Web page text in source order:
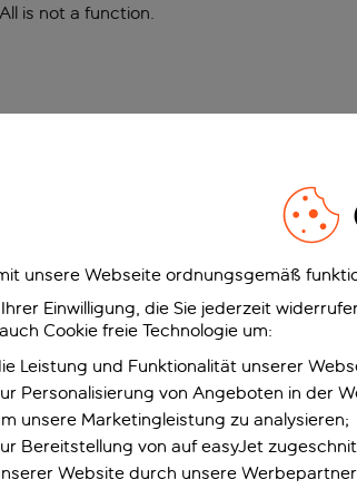
is not a function.
unsere Webseite ordnungsgemäß
Einwilligung, die Sie jederzeit
Cookie freie Technologie um:
Leistung und Funktionalität unserer
Personalisierung von Angeboten in der
unsere Marketingleistung zu analysieren;
Bereitstellung von auf easyJet
Website durch unsere